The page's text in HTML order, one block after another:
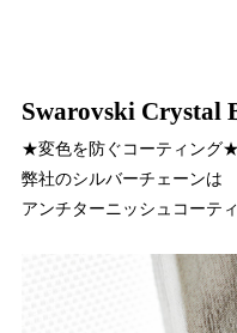
Swarovski Crystal
★変色を防ぐコーティング★
弊社のシルバーチェーンは
アンチターニッシュコーテ